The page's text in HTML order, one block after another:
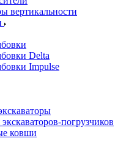
вертикальности
Delta
Impulse
погрузчиков
ковши